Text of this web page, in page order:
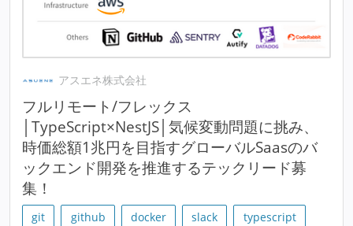
アスエネ株式会社
フルリモート/フレックス
│TypeScript×NestJS│気候変動問題に挑み、
時価総額1兆円を目指すグローバルSaasのバ
ックエンド開発を推進するテックリード募
集！
git github docker slack
typescript